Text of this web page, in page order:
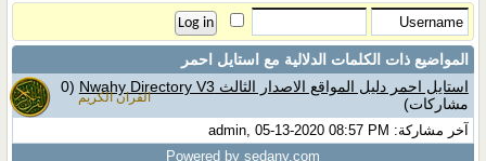
القران الكريم
المواضيع ذات الكلمات الدلالية مع
استايل احمر
استايل احمر دليل المواقع الاصدار الثالث Nwahy Directory V3
(0
مشاركات)
آخر مشاركة: admin, 05-13-2020 08:57 PM
Powered by sedany.com